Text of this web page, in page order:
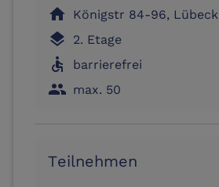
home Königstr 84-96, Lübeck
layers 2. Etage
accessible barrierefrei
people max. 50
Teilnehmen